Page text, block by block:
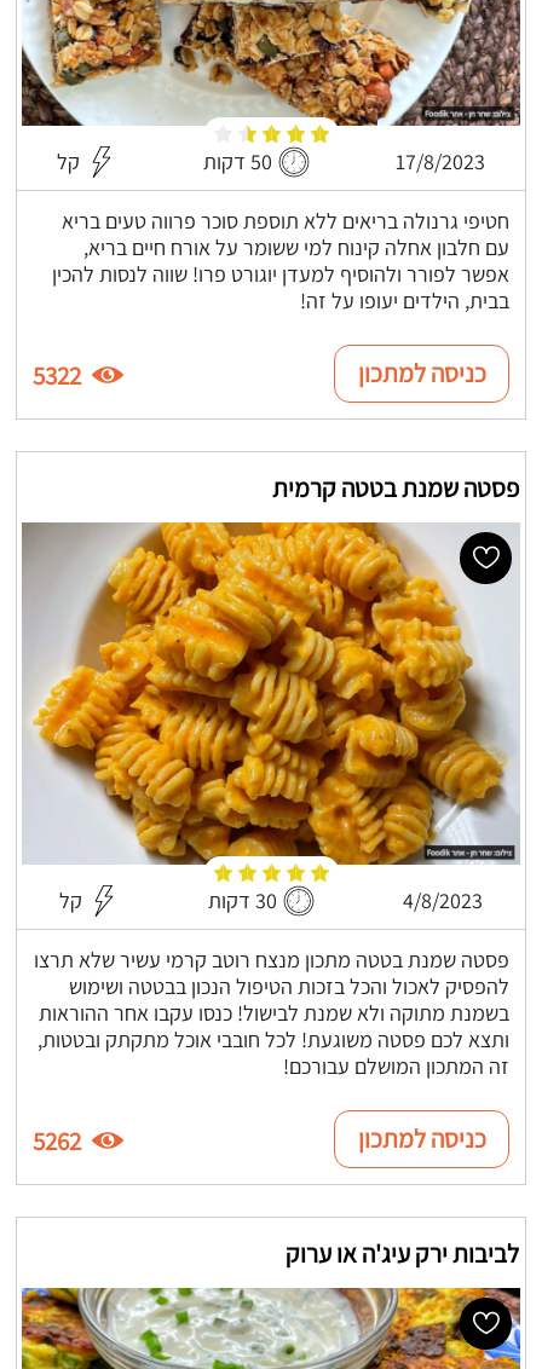
17/8/2023 50 דקות קל
חטיפי גרנולה בריאים ללא תוספת סוכר פרווה טעים בריא
עם חלבון אחלה קינוח למי ששומר על אורח חיים בריא,
אפשר לפורר ולהוסיף למעדן יוגורט פרו! שווה לנסות להכין
בבית, הילדים יעופו על זה!
כניסה למתכון 5322
פסטה שמנת בטטה קרמית
4/8/2023 30 דקות קל
פסטה שמנת בטטה מתכון מנצח רוטב קרמי עשיר שלא תרצו
להפסיק לאכול והכל בזכות הטיפול הנכון בבטטה ושימוש
בשמנת מתוקה ולא שמנת לבישול! כנסו עקבו אחר ההוראות
ותצא לכם פסטה משוגעת! לכל חובבי אוכל מתקתק ובטטות,
זה המתכון המושלם עבורכם!
כניסה למתכון 5262
לביבות ירק עיג'ה או ערוק